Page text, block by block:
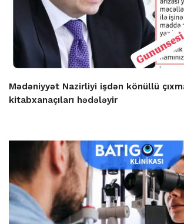
Mədəniyyət Nazirliyi işdən könüllü
kitabxanaçıları hədələyir